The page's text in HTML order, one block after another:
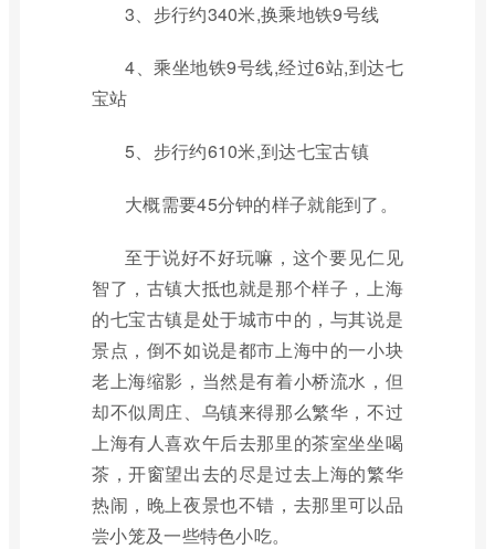
3、步行约340米,换乘地铁9号线
4、乘坐地铁9号线,经过6站,到达七
宝站
5、步行约610米,到达七宝古镇
大概需要45分钟的样子就能到了。
至于说好不好玩嘛，这个要见仁见
智了，古镇大抵也就是那个样子，上海
的七宝古镇是处于城市中的，与其说是
景点，倒不如说是都市上海中的一小块
老上海缩影，当然是有着小桥流水，但
却不似周庄、乌镇来得那么繁华，不过
上海有人喜欢午后去那里的茶室坐坐喝
茶，开窗望出去的尽是过去上海的繁华
热闹，晚上夜景也不错，去那里可以品
尝小笼及一些特色小吃。